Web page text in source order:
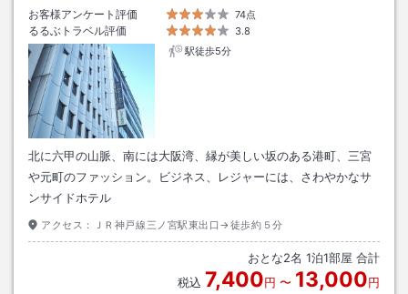
お客様アンケート評価
74点
るるぶトラベル評価
3.8
駅徒歩5分
北に六甲の山脈、南には大阪湾、縁が美しい坂のある港町、三宮
や元町のファッション。ビジネス、レジャーには、さわやかなサ
ンサイドホテル
アクセス： ＪＲ神戸線三ノ宮駅東出口→徒歩約５分
おとな2名 1泊1部屋 合計
税込 7,400円 〜 13,000円